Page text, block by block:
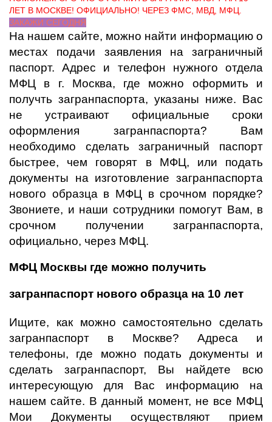
ЛЕТ В МОСКВЕ! ОФИЦИАЛЬНО! ЧЕРЕЗ ФМС, МВД, МФЦ.
ЗАКАЖИ СЕГОДНЯ
На нашем сайте, можно найти информацию о
местах подачи заявления на заграничный
паспорт. Адрес и телефон нужного отдела
МФЦ в г. Москва, где можно оформить и
получть загранпаспорта, указаны ниже. Вас
не устраивают официальные сроки
оформления загранпаспорта? Вам
необходимо сделать заграничный паспорт
быстрее, чем говорят в МФЦ, или подать
документы на изготовление загранпаспорта
нового образца в МФЦ в срочном порядке?
Звониете, и наши сотрудники помогут Вам, в
срочном получении загранпаспорта,
официально, через МФЦ.
МФЦ Москвы где можно получить
загранпаспорт нового образца на 10 лет
Ищите, как можно самостоятельно сделать
загранпаспорт в Москве? Адреса и
телефоны, где можно подать документы и
сделать загранпаспорт, Вы найдете всю
интересующую для Вас информацию на
нашем сайте. В данный момент, не все МФЦ
Мои Документы осуществляют прием